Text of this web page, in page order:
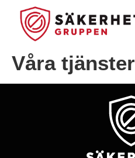
Våra tjänster